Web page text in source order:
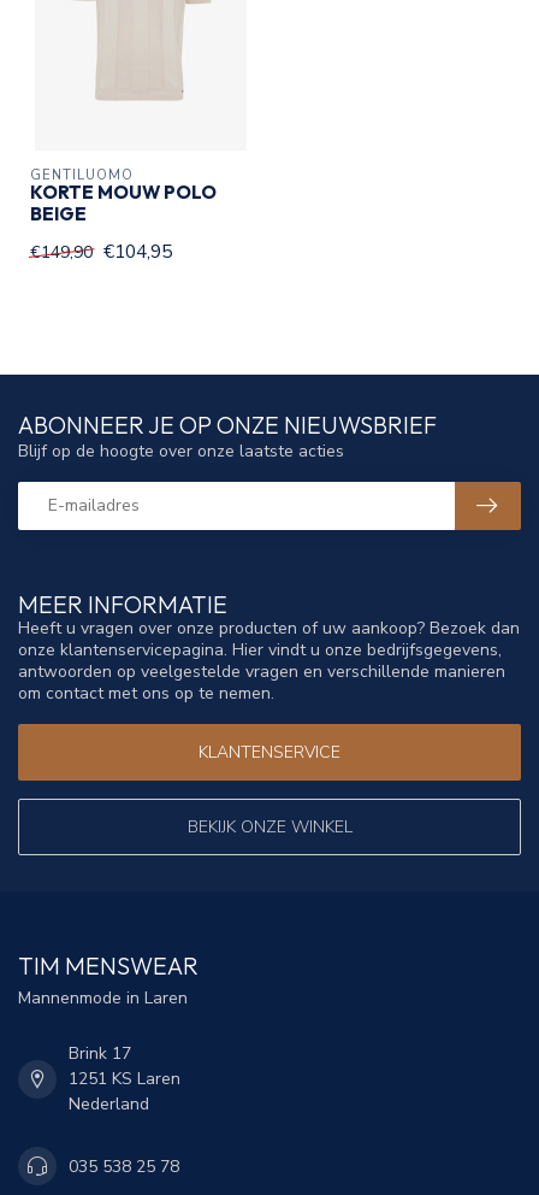
GENTILUOMO
KORTE MOUW POLO
BEIGE
€149,90 €104,95
MEER INFORMATIE
Heeft u vragen over onze producten of uw aankoop? Bezoek dan
onze klantenservicepagina. Hier vindt u onze bedrijfsgegevens,
antwoorden op veelgestelde vragen en verschillende manieren
om contact met ons op te nemen.
KLANTENSERVICE
BEKIJK ONZE WINKEL
ABONNEER JE OP ONZE NIEUWSBRIEF
Blijf op de hoogte over onze laatste acties
TIM MENSWEAR
Mannenmode in Laren
Brink 17
1251 KS Laren
Nederland
035 538 25 78